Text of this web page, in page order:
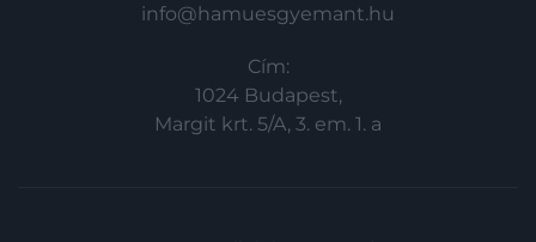
info@hamuesgyemant.hu
Cím:
1024 Budapest,
Margit krt. 5/A, 3. em. 1. a